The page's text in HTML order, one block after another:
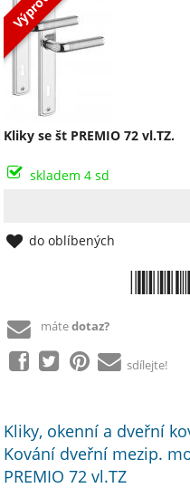
Kliky se št PREMIO 72 vl.TZ.
skladem 4 sd
do oblíbených
mátedotaz?
sdílejte!
Kliky, okenní a dveřní
Kování dveřní mezip.
PREMIO 72 vl.TZ